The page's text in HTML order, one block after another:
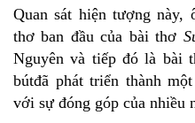
Quan sát hiện tượng
thơ ban đầu của bài thơ
Nguyên và tiếp đó là bài
bútđã phát triển thành
với sự đóng góp của nhiều